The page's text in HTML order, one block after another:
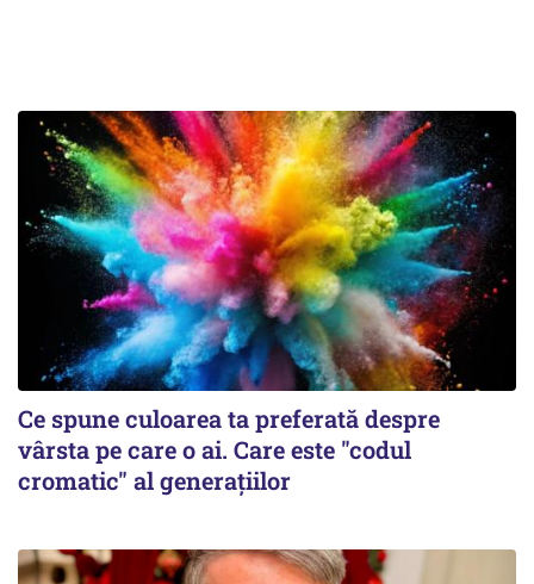
Ce spune culoarea ta preferată despre
vârsta pe care o ai. Care este "codul
cromatic" al generațiilor